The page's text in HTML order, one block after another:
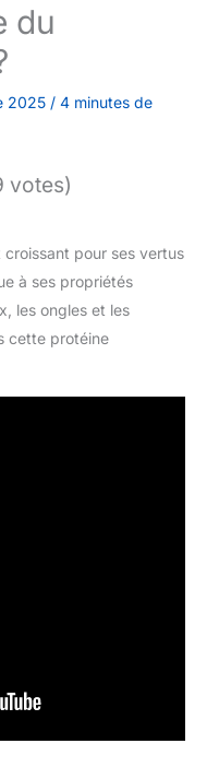
du
2025 / 4 minutes de
votes)
pour ses vertus
à ses propriétés
les ongles et les
cette protéine